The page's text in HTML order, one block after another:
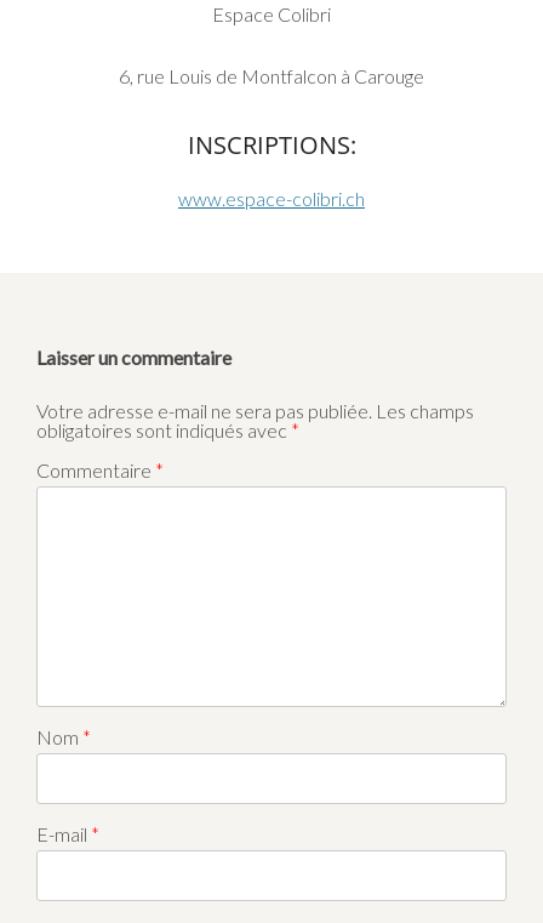
Espace Colibri
6, rue Louis de Montfalcon à Carouge
INSCRIPTIONS:
www.espace-colibri.ch
Laisser un commentaire
Votre adresse e-mail ne sera pas publiée. Les champs
obligatoires sont indiqués avec *
Commentaire *
Nom *
E-mail *